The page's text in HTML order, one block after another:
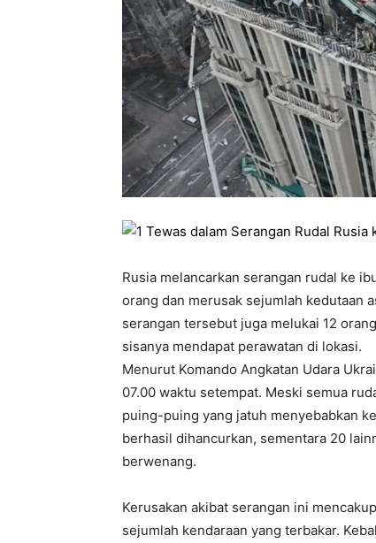
Rusia melancarkan serangan rudal ke
orang dan merusak sejumlah kedutaan
serangan tersebut juga melukai 12
sisanya mendapat perawatan di lokasi.
Menurut Komando Angkatan Udara
07.00 waktu setempat. Meski semua
puing-puing yang jatuh menyebabkan
berhasil dihancurkan, sementara 20
berwenang.
Kerusakan akibat serangan ini
sejumlah kendaraan yang terbakar.